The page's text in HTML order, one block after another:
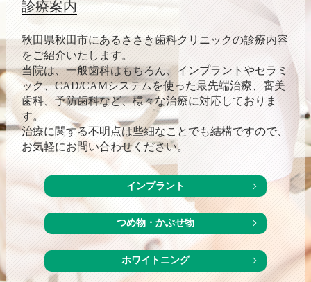
診療案内
秋田県秋田市にあるささき歯科クリニックの診療内容
をご紹介いたします。
当院は、一般歯科はもちろん、インプラントやセラミ
ック、CAD/CAMシステムを使った最先端治療、審美
歯科、予防歯科など、様々な治療に対応しておりま
す。
治療に関する不明点は些細なことでも結構ですので、
お気軽にお問い合わせください。
インプラント
つめ物・かぶせ物
ホワイトニング